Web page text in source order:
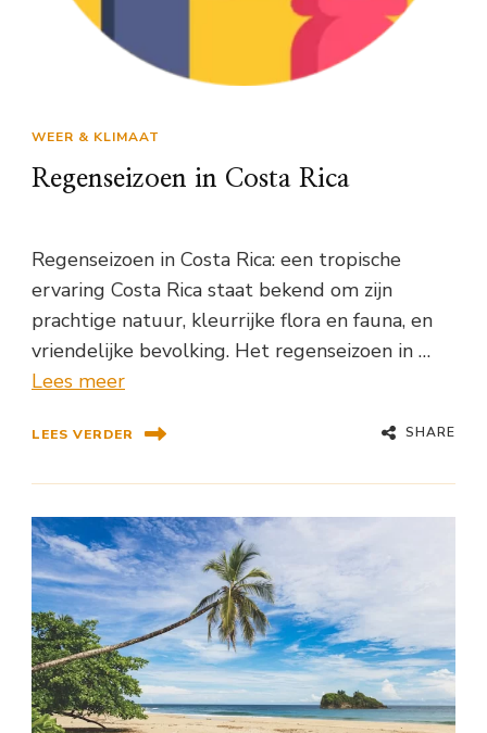
WEER & KLIMAAT
Regenseizoen in Costa Rica
Regenseizoen in Costa Rica: een tropische
ervaring Costa Rica staat bekend om zijn
prachtige natuur, kleurrijke flora en fauna, en
vriendelijke bevolking. Het regenseizoen in …
Lees meer
LEES VERDER SHARE